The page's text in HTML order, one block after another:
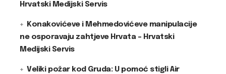
Hrvatski Medijski Servis
Konakovićeve i Mehmedovićeve manipulacije
ne osporavaju zahtjeve Hrvata – Hrvatski
Medijski Servis
Veliki požar kod Gruda: U pomoć stigli Air